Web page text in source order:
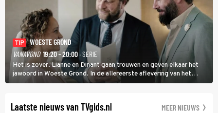
TIP
WOESTE GROND
VANAVOND 19:20 - 20:00· SERIE
Het is zover. Lianne en Dinant gaan trouwen en geven elkaar het
jawoord in Woeste Grond. In de allereerste aflevering van het
eerste seizoen kwam Lianne vanuit de Randstad naar Twente. Daar
Laatste nieuws van TVgids.nl MEER NIEUWS